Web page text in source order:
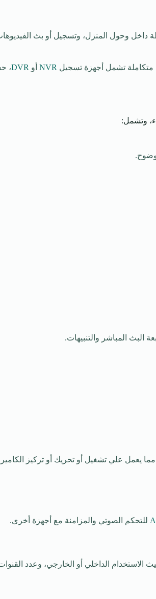
وحول المنزل، وتسجيل أو بث الفيديوهات
متكاملة تشمل أجهزة تسجيل NVR أو DVR،
وتشمل:
البث المباشر والتنبيهات.
يعمل علي تشغيل أو تحريك أو تركيز
للتحكم الصوتي والمزامنة مع أجهزة أخرى.
الداخلي أو الخارجي، وعدد